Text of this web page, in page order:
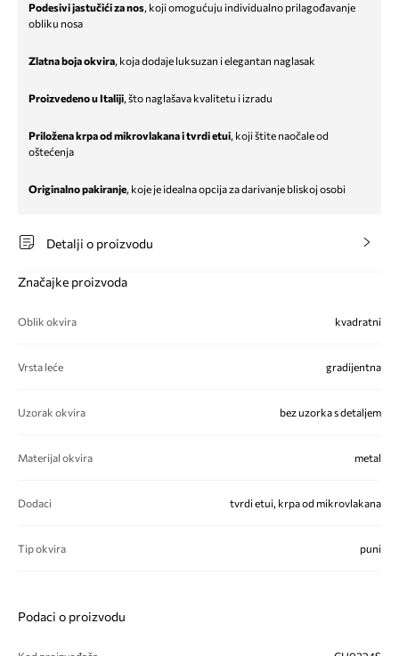
Podesivi jastučići za nos, koji omogućuju individualno prilagođavanje
obliku nosa
Zlatna boja okvira, koja dodaje luksuzan i elegantan naglasak
Proizvedeno u Italiji, što naglašava kvalitetu i izradu
Priložena krpa od mikrovlakana i tvrdi etui, koji štite naočale od
oštećenja
Originalno pakiranje, koje je idealna opcija za darivanje bliskoj osobi
Detalji o proizvodu
Značajke proizvoda
Oblik okvira kvadratni
Vrsta leće gradijentna
Uzorak okvira bez uzorka s detaljem
Materijal okvira metal
Dodaci tvrdi etui, krpa od mikrovlakana
Tip okvira puni
Podaci o proizvodu